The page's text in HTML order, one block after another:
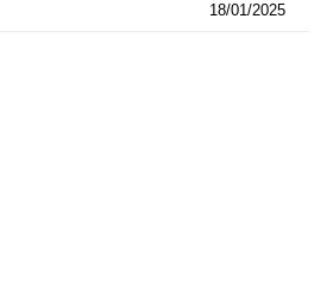
18/01/2025